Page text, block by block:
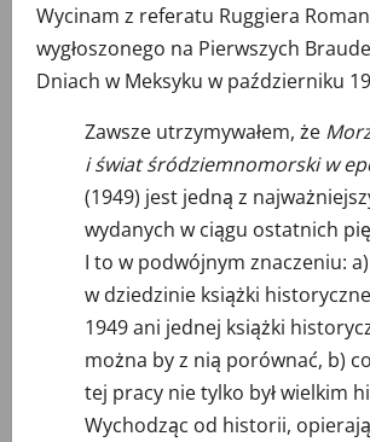
Wycinam z referatu Ruggiera
wygłoszonego na Pierwszych
Dniach w Meksyku w październiku
Zawsze utrzymywałem, że
i świat śródziemnomorski w
(1949) jest jedną z
wydanych w ciągu ostatnich
I to w podwójnym znaczeniu:
w dziedzinie książki
1949 ani jednej książki
można by z nią porównać, b)
tej pracy nie tylko był wielkim
Wychodząc od historii,